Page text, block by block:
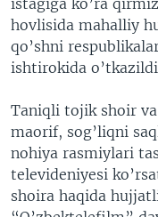
hovlisida mahalliy
qo’shni
ishtirokida
Taniqli tojik shoir
maorif, sog’liqni
nohiya rasmiylari
televideniyesi
shoira haqida